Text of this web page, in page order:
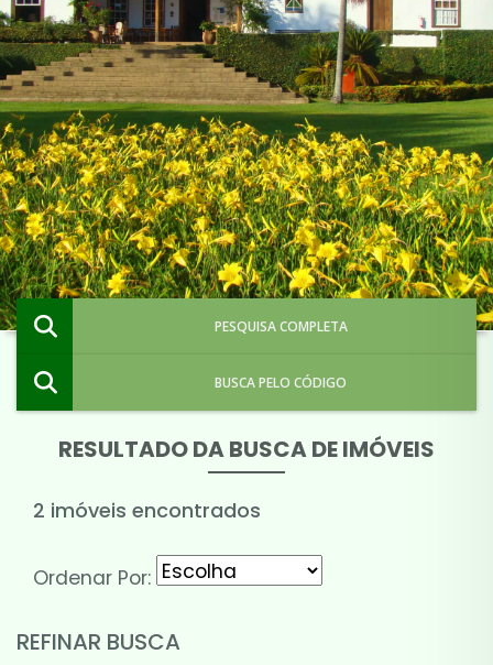
PESQUISA COMPLETA
BUSCA PELO CÓDIGO
RESULTADO DA BUSCA DE IMÓVEIS
2 imóveis encontrados
Ordenar Por:
REFINAR BUSCA